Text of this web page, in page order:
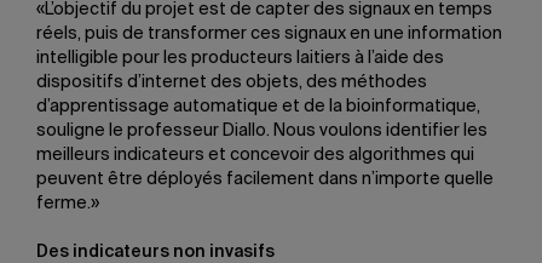
«L’objectif du projet est de capter des signaux en temps
réels, puis de transformer ces signaux en une information
intelligible pour les producteurs laitiers à l’aide des
dispositifs d’internet des objets, des méthodes
d’apprentissage automatique et de la bioinformatique,
souligne le professeur Diallo. Nous voulons identifier les
meilleurs indicateurs et concevoir des algorithmes qui
peuvent être déployés facilement dans n’importe quelle
ferme.»
Des indicateurs non invasifs